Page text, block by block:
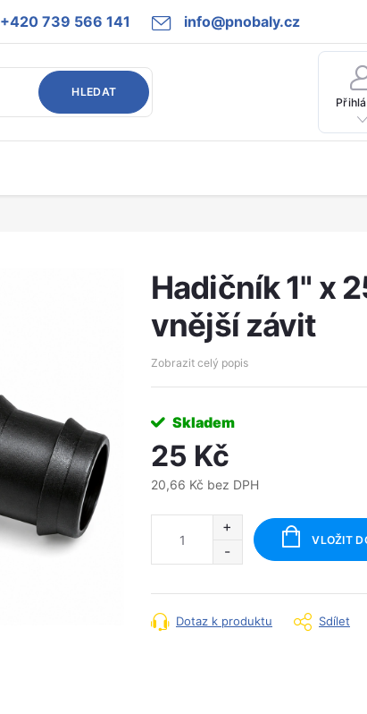
+420 739 566 141 info@pnobaly.cz
HLEDAT
Hadičník 1" x
vnější závit
Zobrazit celý popis
Skladem
25 Kč
20,66 Kč bez DPH
VLOŽIT
Dotaz k produktu Sdílet